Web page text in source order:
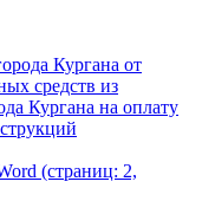
Кургана от
средств из
Кургана на оплату
(страниц: 2,